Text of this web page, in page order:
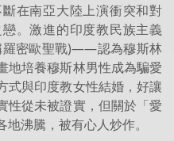
在南亞大陸上演衝突和對
。激進的印度教民族主義
羅密歐聖戰)——認為穆斯林
地培養穆斯林男性成為騙愛
式與印度教女性結婚，好讓
性從未被證實，但關於「愛
沸騰，被有心人炒作。